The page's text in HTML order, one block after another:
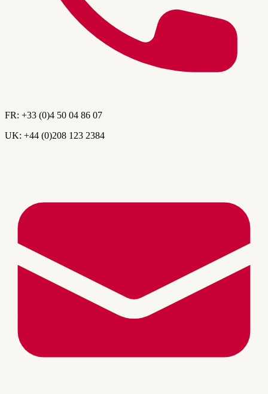
FR: +33 (0)4 50 04 86 07
UK: +44 (0)208 123 2384